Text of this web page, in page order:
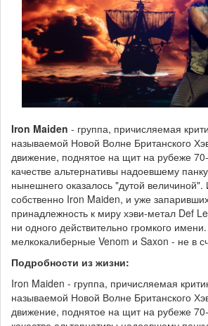
Iron Maiden - группа, причисляемая
называемой Новой Волне Британского
движение, поднятое на щит на рубеже
качестве альтернативы надоевшему
нынешнего оказалось "дутой
собственно Iron Maiden, и уже
принадлежность к миру хэви-метал Def
ни одного действительно громкого
мелкокалиберные Venom и Saxon - не в
Подробности из жизни:
Iron Maiden - группа, причисляемая
называемой Новой Волне Британского
движение, поднятое на щит на рубеже